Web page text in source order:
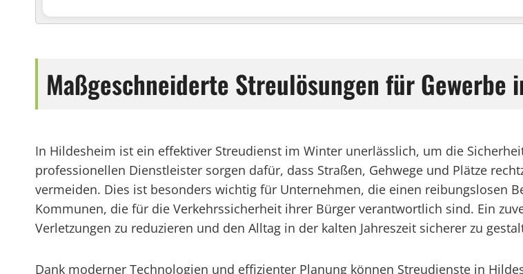
Maßgeschneiderte Streulösungen für Gewerbe
In Hildesheim ist ein effektiver Streudienst im Winter unerlässlich, um die
professionellen Dienstleister sorgen dafür, dass Straßen, Gehwege und Plätze
vermeiden. Dies ist besonders wichtig für Unternehmen, die einen reibungslosen
Kommunen, die für die Verkehrssicherheit ihrer Bürger verantwortlich sind. Ein
Verletzungen zu reduzieren und den Alltag in der kalten Jahreszeit sicherer zu
Dank moderner Technologien und effizienter Planung können Streudienste in